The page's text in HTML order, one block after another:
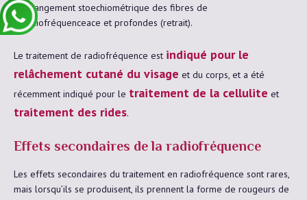
réarrangement stoechiométrique des fibres de
suradiofréquenceace et profondes (retrait).
Le traitement de radiofréquence est indiqué pour le
relâchement cutané du visage et du corps, et a été
récemment indiqué pour le traitement de la cellulite et
traitement des rides.
Effets secondaires de la radiofréquence
Les effets secondaires du traitement en radiofréquence sont rares,
mais lorsqu’ils se produisent, ils prennent la forme de rougeurs de